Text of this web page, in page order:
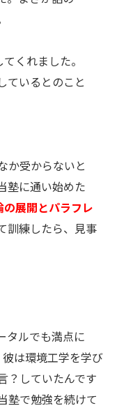
くれました。
ているとのこと
か受からないと
塾に通い始めた
展開とパラフレ
訓練したら、見事
タルでも満点に
は環境工学を学び
？していたんです
塾で勉強を続けて